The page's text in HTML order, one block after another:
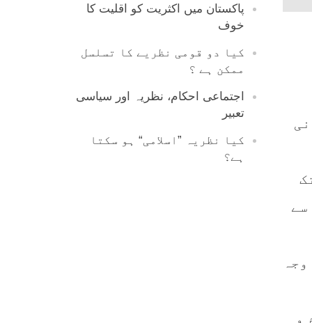
پاکستان میں اکثریت کو اقلیت کا
خوف
کیا دو قومی نظریے کا تسلسل
ممکن ہے ؟
اجتماعی احکام، نظریہ اور سیاسی
تعبیر
کیا نظریہ ”اسلامی“ ہو سکتا
ہے؟
سے
و